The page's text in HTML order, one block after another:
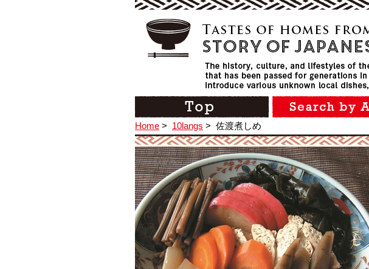
Home > 10langs > 佐渡煮しめ